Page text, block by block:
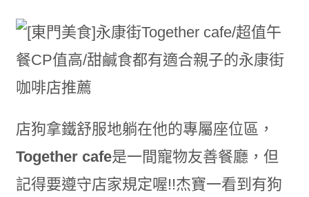
店狗拿鐵舒服地躺在他的專屬座位區，
Together cafe是一間寵物友善餐廳，但
記得要遵守店家規定喔!!杰寶一看到有狗